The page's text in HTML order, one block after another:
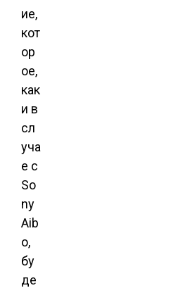
ие,
кот
ор
ое,
как
и в
сл
уча
е с
So
ny
Aib
o,
бу
де